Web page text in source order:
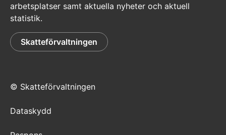
arbetsplatser samt aktuella nyheter och aktuell
statistik.
Skatteförvaltningen
© Skatteförvaltningen
Dataskydd